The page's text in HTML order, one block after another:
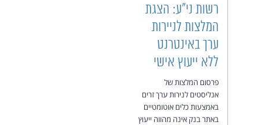
רשות ני"ע: הצגת
המלצות לניירות
ערך באינטרנט
ללא ייעוץ אישי
פרסום המלצות של
אנליסטים לנירות ערך זרים
באמצעות כלים אוטומטיים
באתר בנק אינה מהווה ייעוץ